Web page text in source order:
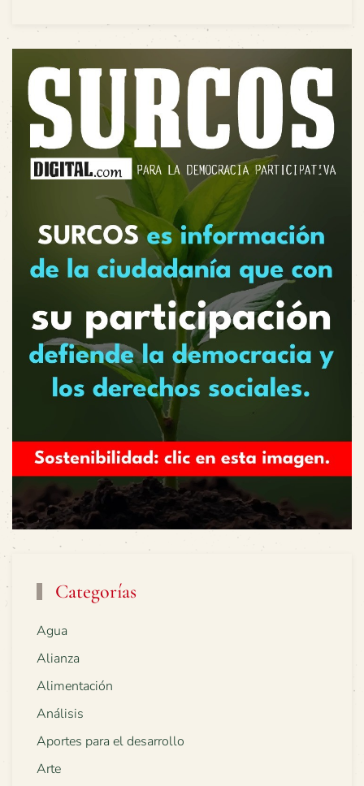
Categorías
Agua
Alianza
Alimentación
Análisis
Aportes para el desarrollo
Arte